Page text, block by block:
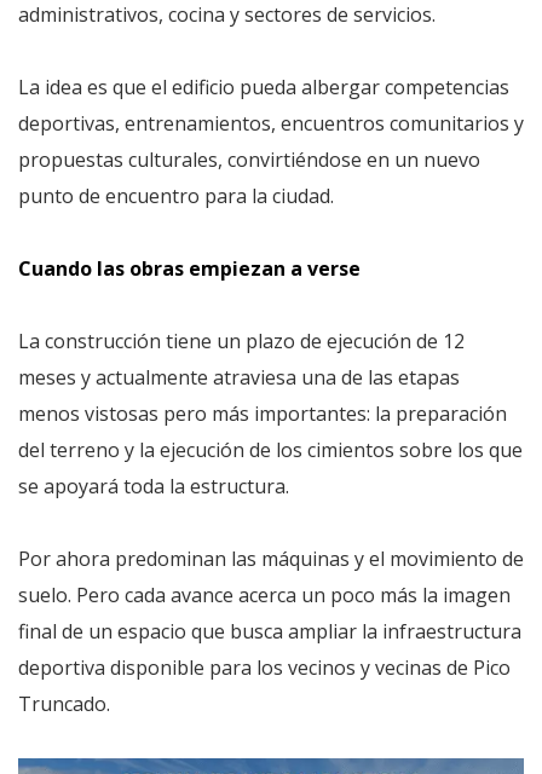
administrativos, cocina y sectores de servicios.
La idea es que el edificio pueda albergar competencias
deportivas, entrenamientos, encuentros comunitarios y
propuestas culturales, convirtiéndose en un nuevo
punto de encuentro para la ciudad.
Cuando las obras empiezan a verse
La construcción tiene un plazo de ejecución de 12
meses y actualmente atraviesa una de las etapas
menos vistosas pero más importantes: la preparación
del terreno y la ejecución de los cimientos sobre los que
se apoyará toda la estructura.
Por ahora predominan las máquinas y el movimiento de
suelo. Pero cada avance acerca un poco más la imagen
final de un espacio que busca ampliar la infraestructura
deportiva disponible para los vecinos y vecinas de Pico
Truncado.